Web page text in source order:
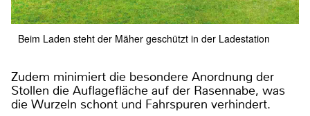
Beim Laden steht der Mäher geschützt in der Ladestation
Zudem minimiert die besondere Anordnung der
Stollen die Auflagefläche auf der Rasennabe, was
die Wurzeln schont und Fahrspuren verhindert.